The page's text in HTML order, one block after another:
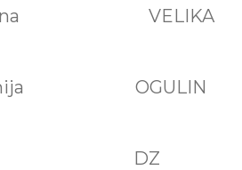
Martina
VELIKA
Antonija
OGULIN
Tanja DZ